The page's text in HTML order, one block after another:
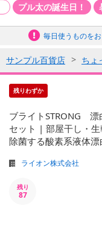
プル太の誕生日！
毎日使うものを
サンプル百貨店 ちょ
残りわずか
ブライトSTRONG
セット | 部屋干し・
除菌する酸素系液体漂
ライオン株式会社
残り
87